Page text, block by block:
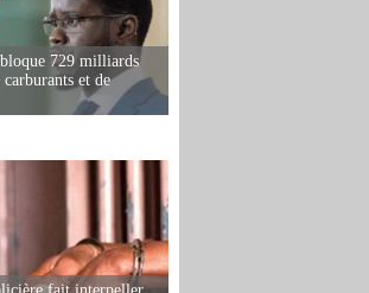
729 milliards
et de